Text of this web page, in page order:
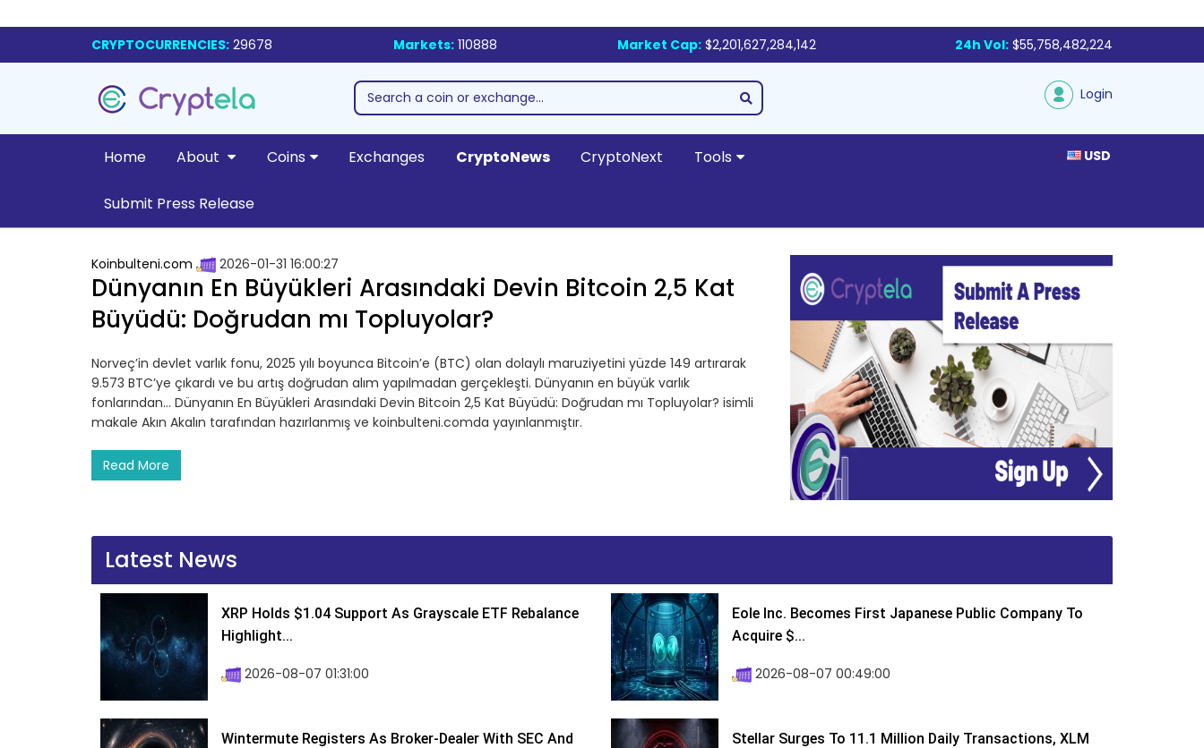
CRYPTOCURRENCIES: 29678 Markets:110888 Market Cap: $2,201,627,284,142 24h Vol: $55,758,482,224
Login
Home About Coins Exchanges CryptoNews CryptoNext Tools
Submit Press Release
USD
Koinbulteni.com 2026-01-31 16:00:27
Dünyanın En Büyükleri Arasındaki Devin Bitcoin 2,5 Kat
Büyüdü: Doğrudan mı Topluyolar?
Norveç’in devlet varlık fonu, 2025 yılı boyunca Bitcoin’e (BTC) olan dolaylı maruziyetini yüzde 149 artırarak
9.573 BTC’ye çıkardı ve bu artış doğrudan alım yapılmadan gerçekleşti. Dünyanın en büyük varlık
fonlarından… Dünyanın En Büyükleri Arasındaki Devin Bitcoin 2,5 Kat Büyüdü: Doğrudan mı Topluyolar? isimli
makale Akın Akalın tarafından hazırlanmış ve koinbulteni.comda yayınlanmıştır.
Read More
Latest News
XRP Holds $1.04 Support As Grayscale ETF Rebalance
Highlight...
2026-08-07 01:31:00
Eole Inc. Becomes First Japanese Public Company To
Acquire $...
2026-08-07 00:49:00
Wintermute Registers As Broker-Dealer With SEC And
Stellar Surges To 11.1 Million Daily Transactions, XLM